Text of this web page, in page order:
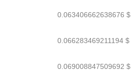
0.063406662638676 $
0.066283469211194 $
0.069008847509692 $